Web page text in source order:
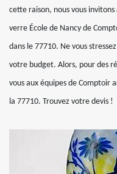
cette raison, nous vous
verre École de Nancy de
dans le 77710. Ne vous
votre budget. Alors, pour des
vous aux équipes de Comptoir
la 77710. Trouvez votre devis !